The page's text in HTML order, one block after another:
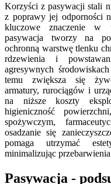
Korzyści z pasywacji stali
z poprawy jej odporności
kluczowe znaczenie w
pasywacja tworzy na
ochronną warstwę tlenku
rdzewienia i
agresywnych
temu zwiększa się
armatury, rurociągów i
na niższe koszty
higieniczność
spożywczym,
osadzanie się
pomaga utrzymać
minimalizując
Pasywacja -